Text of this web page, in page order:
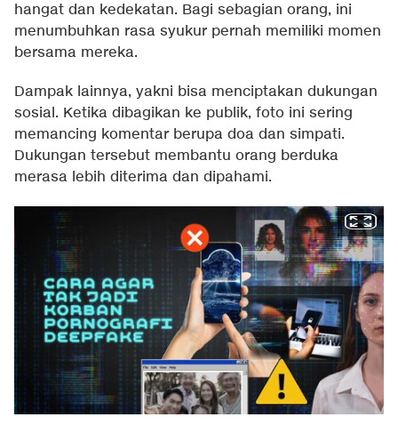
hangat dan kedekatan. Bagi sebagian orang, ini
menumbuhkan rasa syukur pernah memiliki momen
bersama mereka.
Dampak lainnya, yakni bisa menciptakan dukungan
sosial. Ketika dibagikan ke publik, foto ini sering
memancing komentar berupa doa dan simpati.
Dukungan tersebut membantu orang berduka
merasa lebih diterima dan dipahami.